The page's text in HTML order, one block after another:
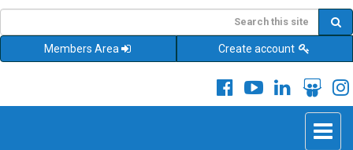
Members Area Create account
Toggle